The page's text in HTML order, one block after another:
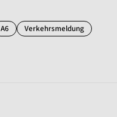
A6 Verkehrsmeldung